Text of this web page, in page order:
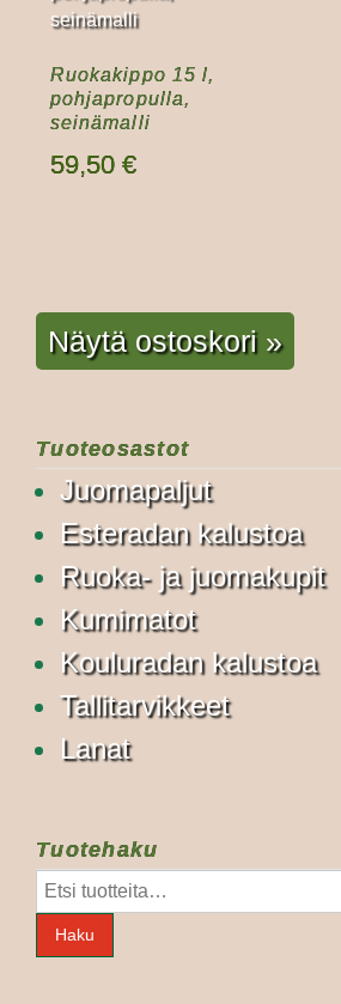
Ruokakippo 15 l,
pohjapropulla,
seinämalli
59,50 €
Näytä ostoskori »
Tuoteosastot
Juomapaljut
Esteradan kalustoa
Ruoka- ja juomakupit
Kumimatot
Kouluradan kalustoa
Tallitarvikkeet
Lanat
Tuotehaku
Etsi:
Haku